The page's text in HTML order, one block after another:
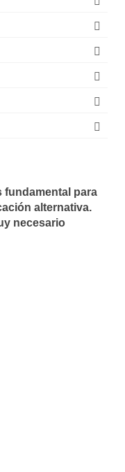
fundamental para
alternativa.
necesario